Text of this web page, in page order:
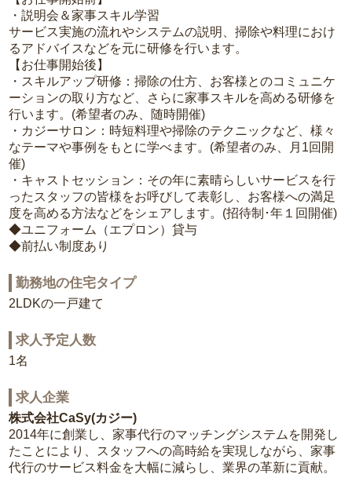
・説明会＆家事スキル学習
サービス実施の流れやシステムの説明、掃除や料理におけ
るアドバイスなどを元に研修を行います。
【お仕事開始後】
・スキルアップ研修：掃除の仕方、お客様とのコミュニケ
ーションの取り方など、さらに家事スキルを高める研修を
行います。(希望者のみ、随時開催)
・カジーサロン：時短料理や掃除のテクニックなど、様々
なテーマや事例をもとに学べます。(希望者のみ、月1回開
催)
・キャストセッション：その年に素晴らしいサービスを行
ったスタッフの皆様をお呼びして表彰し、お客様への満足
度を高める方法などをシェアします。(招待制･年１回開催)
◆ユニフォーム（エプロン）貸与
◆前払い制度あり
勤務地の住宅タイプ
2LDKの一戸建て
求人予定人数
1名
求人企業
株式会社CaSy(カジー)
2014年に創業し、家事代行のマッチングシステムを開発し
たことにより、スタッフへの高時給を実現しながら、家事
代行のサービス料金を大幅に減らし、業界の革新に貢献。